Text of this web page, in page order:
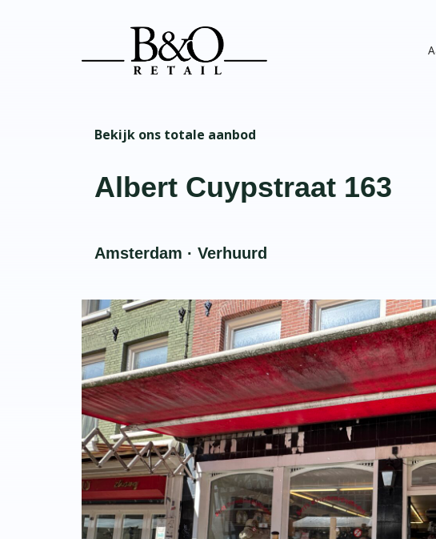
Bekijk ons totale aanbod
Albert Cuypstraat 163
Amsterdam · Verhuurd